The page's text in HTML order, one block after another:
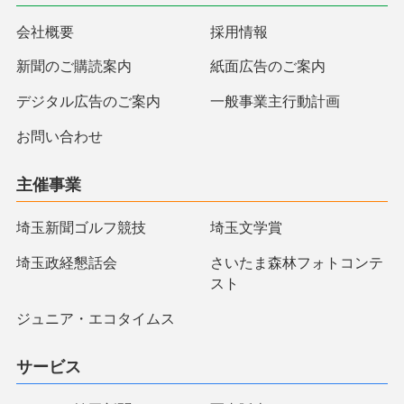
会社概要 採用情報
新聞のご購読案内 紙面広告のご案内
デジタル広告のご案内 一般事業主行動計画
お問い合わせ
主催事業
埼玉新聞ゴルフ競技 埼玉文学賞
埼玉政経懇話会
さいたま森林フォトコンテ
スト
ジュニア・エコタイムス
サービス